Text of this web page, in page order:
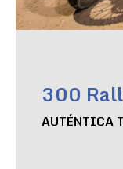
300
AUTÉNTICA